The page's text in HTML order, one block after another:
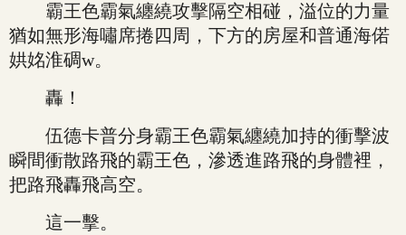
霸王色霸氣纏繞攻擊隔空相碰，溢位的力量
猶如無形海嘯席捲四周，下方的房屋和普通海偌
娂姳淮碉w。
轟！
伍德卡普分身霸王色霸氣纏繞加持的衝擊波
瞬間衝散路飛的霸王色，滲透進路飛的身體裡，
把路飛轟飛高空。
這一擊。